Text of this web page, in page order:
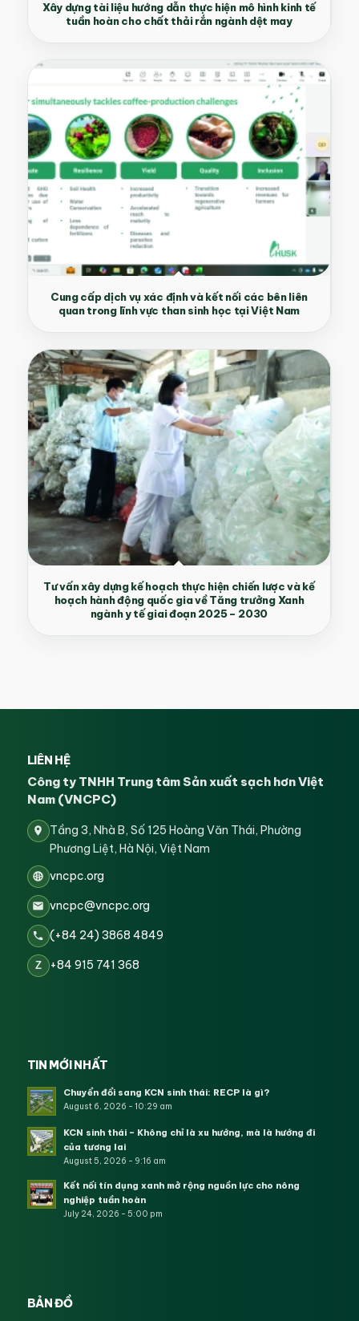
Xây dựng tài liệu hướng dẫn thực hiện mô hình kinh tế
tuần hoàn cho chất thải rắn ngành dệt may
Cung cấp dịch vụ xác định và kết nối các bên liên
quan trong lĩnh vực than sinh học tại Việt Nam
Tư vấn xây dựng kế hoạch thực hiện chiến lược và kế
hoạch hành động quốc gia về Tăng trưởng Xanh
ngành y tế giai đoạn 2025 – 2030
LIÊN HỆ
Công ty TNHH Trung tâm Sản xuất sạch hơn Việt
Nam (VNCPC)
Tầng 3, Nhà B, Số 125 Hoàng Văn Thái, Phường
Phương Liệt, Hà Nội, Việt Nam
vncpc.org
vncpc@vncpc.org
(+84 24) 3868 4849
Z +84 915 741 368
TIN MỚI NHẤT
Chuyển đổi sang KCN sinh thái: RECP là gì?
August 6, 2026 - 10:29 am
KCN sinh thái – Không chỉ là xu hướng, mà là hướng đi
của tương lai
August 5, 2026 - 9:16 am
Kết nối tín dụng xanh mở rộng nguồn lực cho nông
nghiệp tuần hoàn
July 24, 2026 - 5:00 pm
BẢN ĐỒ